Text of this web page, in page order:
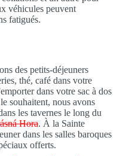
véhicules peuvent
fatigués.
des petits-déjeuners
thé, café dans votre
dans votre sac à dos
souhaitent, nous avons
les tavernes le long du
Hora. À la Sainte
dans les salles baroques
offerts.